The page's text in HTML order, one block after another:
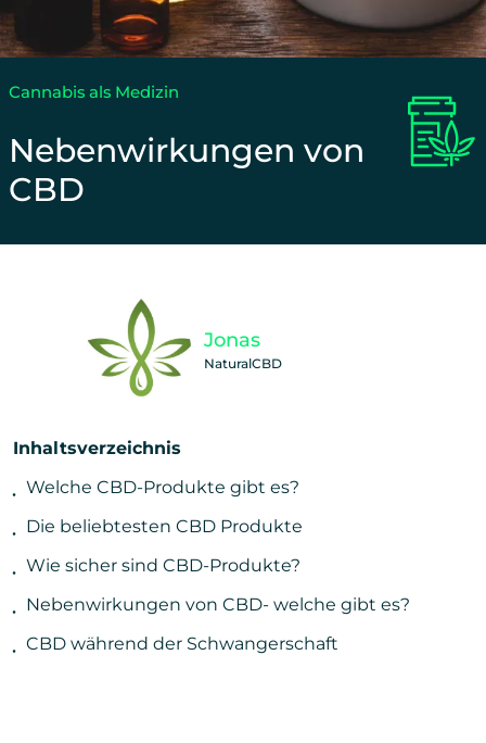
Cannabis als Medizin
Nebenwirkungen von
CBD
Inhaltsverzeichnis
Welche CBD-Produkte gibt es?
Die beliebtesten CBD Produkte
Wie sicher sind CBD-Produkte?
Nebenwirkungen von CBD- welche gibt es?
CBD während der Schwangerschaft
Jonas
NaturalCBD
Unterstütze unsere Arbeit und teile diesen